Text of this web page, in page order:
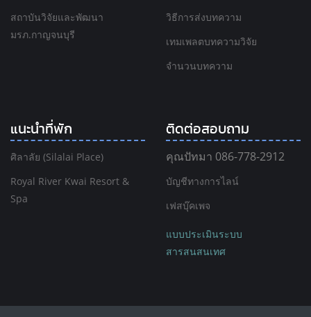
สถาบันวิจัยและพัฒนา
มรภ.กาญจนบุรี
วิธีการส่งบทความ
เทมเพลตบทความวิจัย
จำนวนบทความ
แนะนำที่พัก
ศิลาลัย (Silalai Place)
Royal River Kwai Resort &
Spa
ติดต่อสอบถาม
คุณปัทมา 086-778-2912
บัญชีทางการไลน์
เฟสบุ๊คเพจ
แบบประเมินระบบ
สารสนสนเทศ